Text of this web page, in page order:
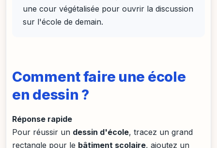
une cour végétalisée pour ouvrir la discussion
sur l'école de demain.
Comment faire une école
en dessin ?
Réponse rapide
Pour réussir un dessin d'école, tracez un grand
rectangle pour le bâtiment scolaire, ajoutez un